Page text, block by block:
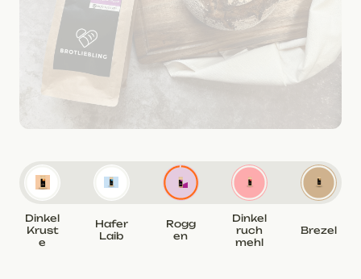
Dinkel
Krust
e
Hafer
Laib
Rogg
en
Dinkel
ruch
mehl
Brezel